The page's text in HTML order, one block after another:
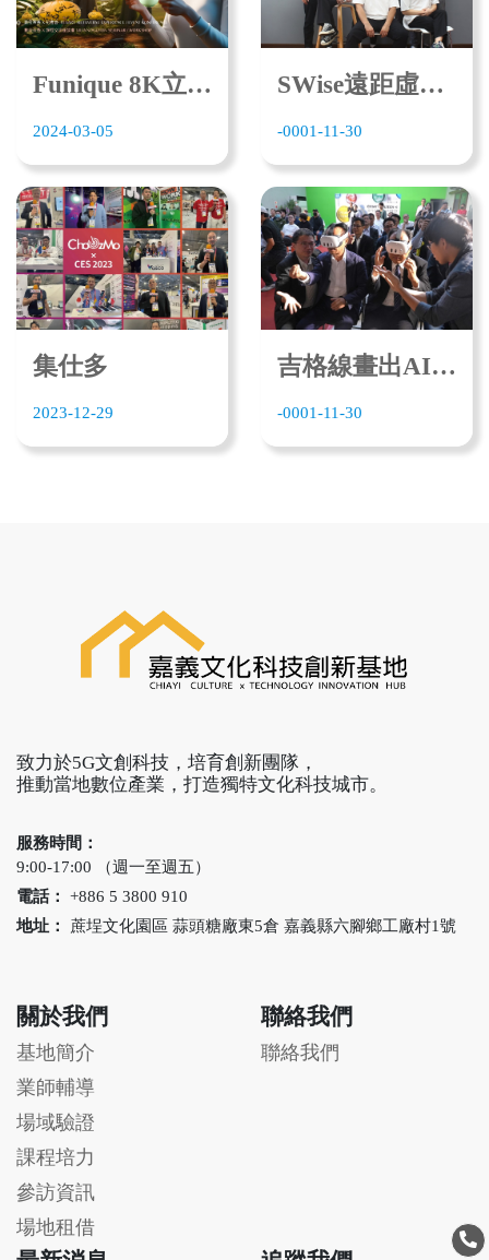
Funique 8K立體元宇宙內容超前佈署
2024-03-05
SWise遠距虛擬辦公室 遠端工作無距離
-0001-11-30
集仕多
2023-12-29
吉格線畫出AI與MR融合新藍圖打造跨產業虛實互動新場景
-0001-11-30
致力於5G文創科技，培育創新團隊，
推動當地數位產業，打造獨特文化科技城市。
服務時間：
9:00-17:00 （週一至週五）
電話： +886 5 3800 910
地址： 蔗埕文化園區 蒜頭糖廠東5倉 嘉義縣六腳鄉工廠村1號
關於我們
基地簡介
業師輔導
場域驗證
課程培力
參訪資訊
場地租借
聯絡我們
聯絡我們